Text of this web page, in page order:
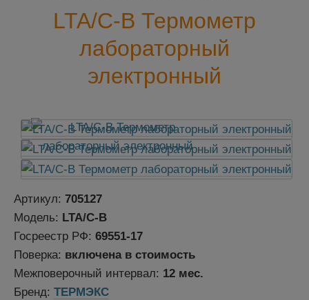
LTA/С-В Термометр
лабораторный
электронный
Артикул: 705127
Модель: LTA/С-В
Госреестр РФ: 69551-17
Поверка: включена в стоимость
Межповерочный интервал: 12 мес.
Бренд: ТЕРМЭКС